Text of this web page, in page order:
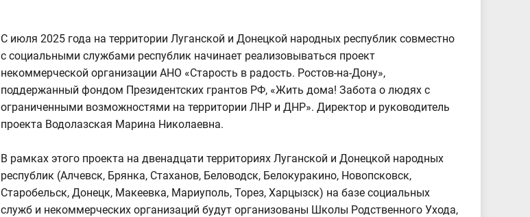
С июля 2025 года на территории Луганской и Донецкой народных республик совместно
с социальными службами республик начинает реализовываться проект
некоммерческой организации АНО «Старость в радость. Ростов-на-Дону»,
поддержанный фондом Президентских грантов РФ, «Жить дома! Забота о людях с
ограниченными возможностями на территории ЛНР и ДНР». Директор и руководитель
проекта Водолазская Марина Николаевна.
В рамках этого проекта на двенадцати территориях Луганской и Донецкой народных
республик (Алчевск, Брянка, Стаханов, Беловодск, Белокуракино, Новопсковск,
Старобельск, Донецк, Макеевка, Мариуполь, Торез, Харцызск) на базе социальных
служб и некоммерческих организаций будут организованы Школы Родственного Ухода,